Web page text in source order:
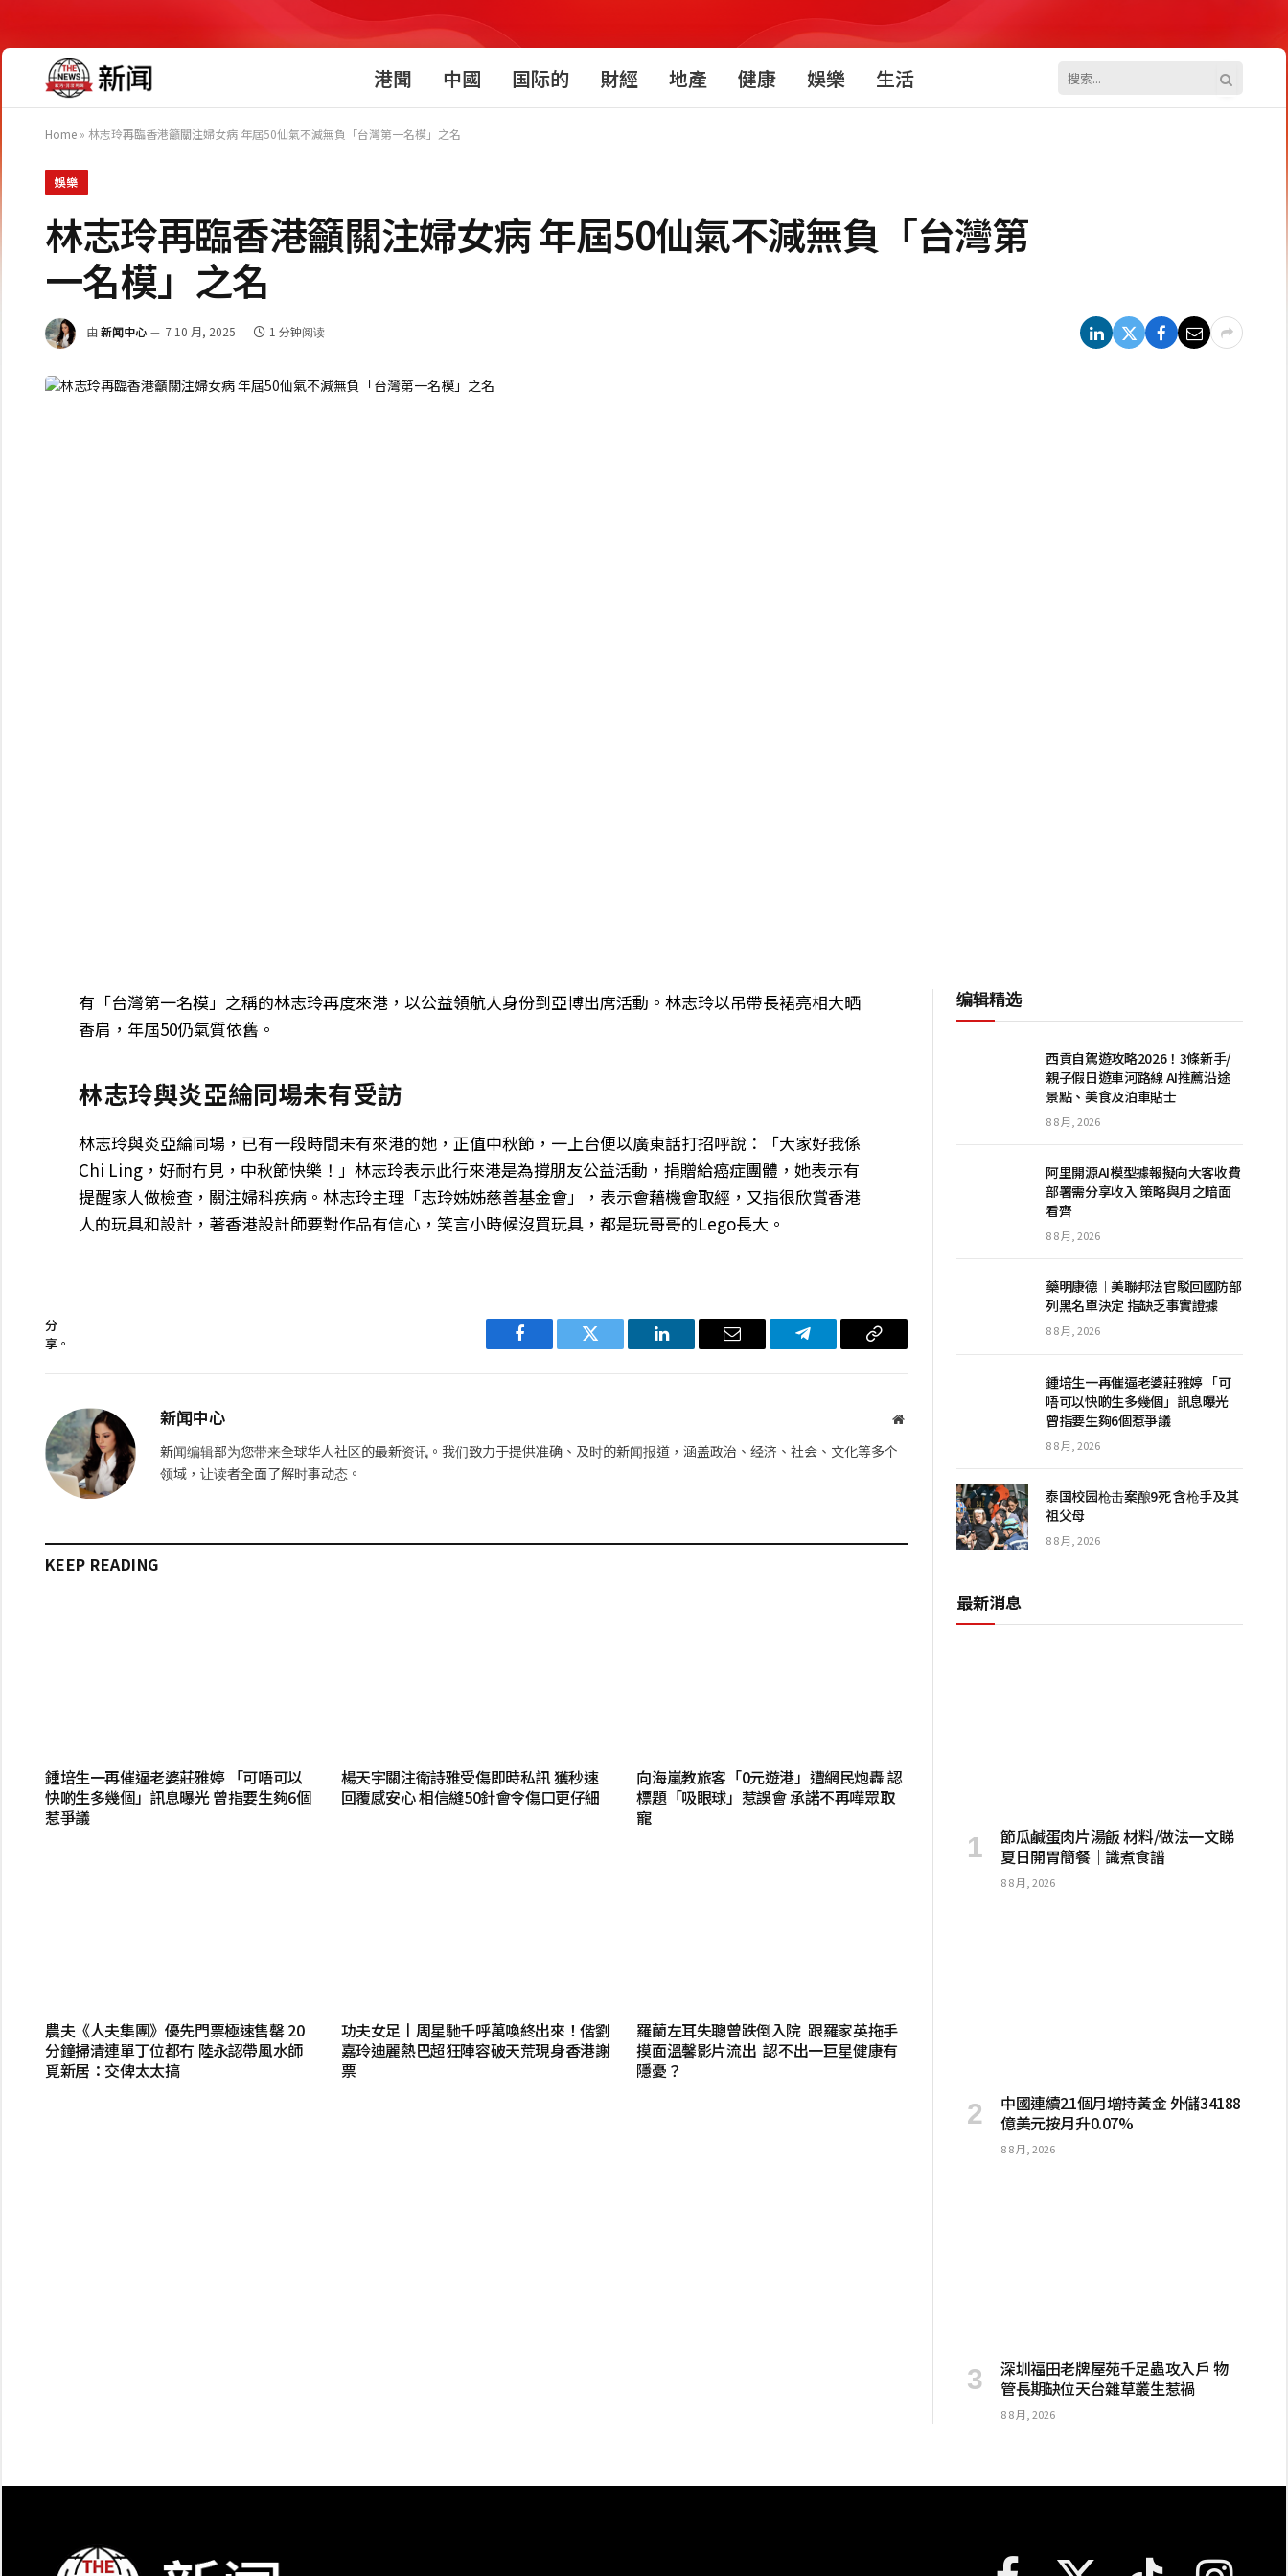
港聞 中國 国际的 財經 地產 健康 娛樂 生活
Home » 林志玲再臨香港籲關注婦女病 年屆50仙氣不減無負「台灣第一名模」之名
娛樂
林志玲再臨香港籲關注婦女病 年屆50仙氣不減無負「台灣第
一名模」之名
由 新闻中心 7 10 月, 2025 1 分钟阅读
有「台灣第一名模」之稱的林志玲再度來港，以公益領航人身份到亞博出席活動。林志玲以吊帶長裙亮相大晒
香肩，年屆50仍氣質依舊。
林志玲與炎亞綸同場未有受訪
林志玲與炎亞綸同場，已有一段時間未有來港的她，正值中秋節，一上台便以廣東話打招呼說：「大家好我係
Chi Ling，好耐冇見，中秋節快樂！」林志玲表示此行來港是為撐朋友公益活動，捐贈給癌症團體，她表示有
提醒家人做檢查，關注婦科疾病。林志玲主理「志玲姊姊慈善基金會」，表示會藉機會取經，又指很欣賞香港
人的玩具和設計，著香港設計師要對作品有信心，笑言小時候沒買玩具，都是玩哥哥的Lego長大。
分
享。
Facebook Twitter LinkedIn 电
Telegram 复
新闻中心
网
新闻编辑部为您带来全球华人社区的最新资讯。我们致力于提供准确、及时的新闻报道，涵盖政治、经济、社会、文化等多个
领域，让读者全面了解时事动态。
KEEP READING
鍾培生一再催逼老婆莊雅婷 「可唔可以
快啲生多幾個」訊息曝光 曾指要生夠6個
惹爭議
楊天宇關注衛詩雅受傷即時私訊 獲秒速
回覆感安心 相信縫50針會令傷口更仔細
向海嵐教旅客「0元遊港」遭網民炮轟 認
標題「吸眼球」惹誤會 承諾不再嘩眾取
寵
農夫《人夫集團》優先門票極速售罄 20
分鐘掃清連單丁位都冇 陸永認帶風水師
覓新居：交俾太太搞
功夫女足丨周星馳千呼萬喚終出來！偕劉
嘉玲迪麗熱巴超狂陣容破天荒現身香港謝
票
羅蘭左耳失聰曾跌倒入院 跟羅家英拖手
摸面溫馨影片流出 認不出一巨星健康有
隱憂？
编辑精选
西貢自駕遊攻略2026！3條新手/
親子假日遊車河路線 AI推薦沿途
景點、美食及泊車貼士
8 8 月, 2026
阿里開源AI模型據報擬向大客收費
部署需分享收入 策略與月之暗面
看齊
8 8 月, 2026
藥明康德︱美聯邦法官駁回國防部
列黑名單決定 指缺乏事實證據
8 8 月, 2026
鍾培生一再催逼老婆莊雅婷 「可
唔可以快啲生多幾個」訊息曝光
曾指要生夠6個惹爭議
8 8 月, 2026
泰国校园枪击案酿9死 含枪手及其
祖父母
8 8 月, 2026
最新消息
節瓜鹹蛋肉片湯飯 材料/做法一文睇
夏日開胃簡餐｜識煮食譜
8 8 月, 2026
中國連續21個月增持黃金 外儲34188
億美元按月升0.07%
8 8 月, 2026
深圳福田老牌屋苑千足蟲攻入戶 物
管長期缺位天台雜草叢生惹禍
8 8 月, 2026